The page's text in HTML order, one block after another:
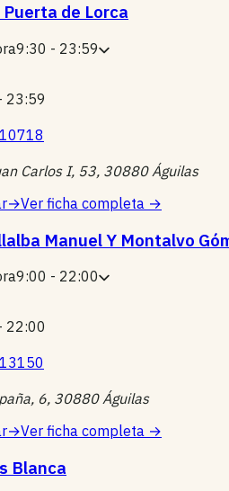
Puerta de Lorca
9:30 - 23:59
23:59
Carlos I, 53, 30880 Águilas
→Ver ficha completa →
Manuel Y Montalvo
9:00 - 22:00
22:00
6, 30880 Águilas
→Ver ficha completa →
Blanca